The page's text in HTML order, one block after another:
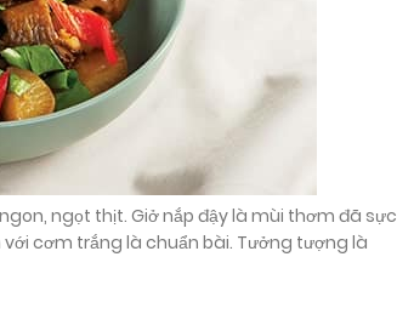
ngọt thịt. Giở nắp đậy là mùi thơm đã sực
cơm trắng là chuẩn bài. Tưởng tượng là